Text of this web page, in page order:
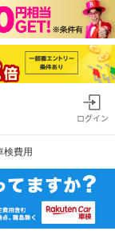
ログイン
検費用